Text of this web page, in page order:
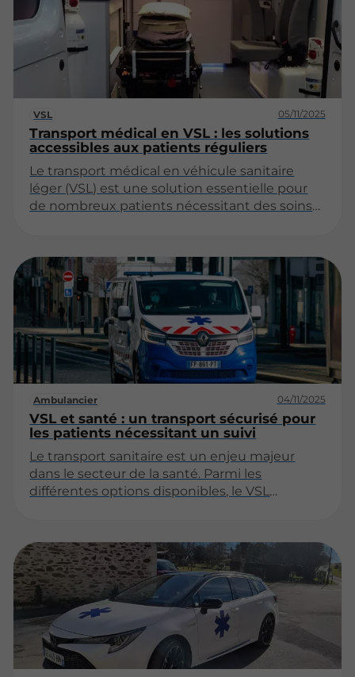
d'explorer ces options, en abordant les types
de services d'ambulance, les critères de choix
et les démarches à suivre en cas d'urgence.
VSL 05/11/2025
Transport médical en VSL : les solutions
accessibles aux patients réguliers
Le transport médical en véhicule sanitaire
léger (VSL) est une solution essentielle pour
de nombreux patients nécessitant des soins
traitements spécifiques, le VSL offre une
alternative à la fois pratique et adaptée. Cet
article explore les différentes solutions
accessibles aux patients réguliers, en
abordant les enjeux liés à l’organisation, aux
coûts et aux avantages de ce mode de
transport.
Ambulancier 04/11/2025
VSL et santé : un transport sécurisé pour
les patients nécessitant un suivi
Le transport sanitaire est un enjeu majeur
dans le secteur de la santé. Parmi les
différentes options disponibles, le VSL
nécessitant un suivi médical. Cet article
explore les divers aspects du VSL et son
importance dans le cadre des soins de santé.